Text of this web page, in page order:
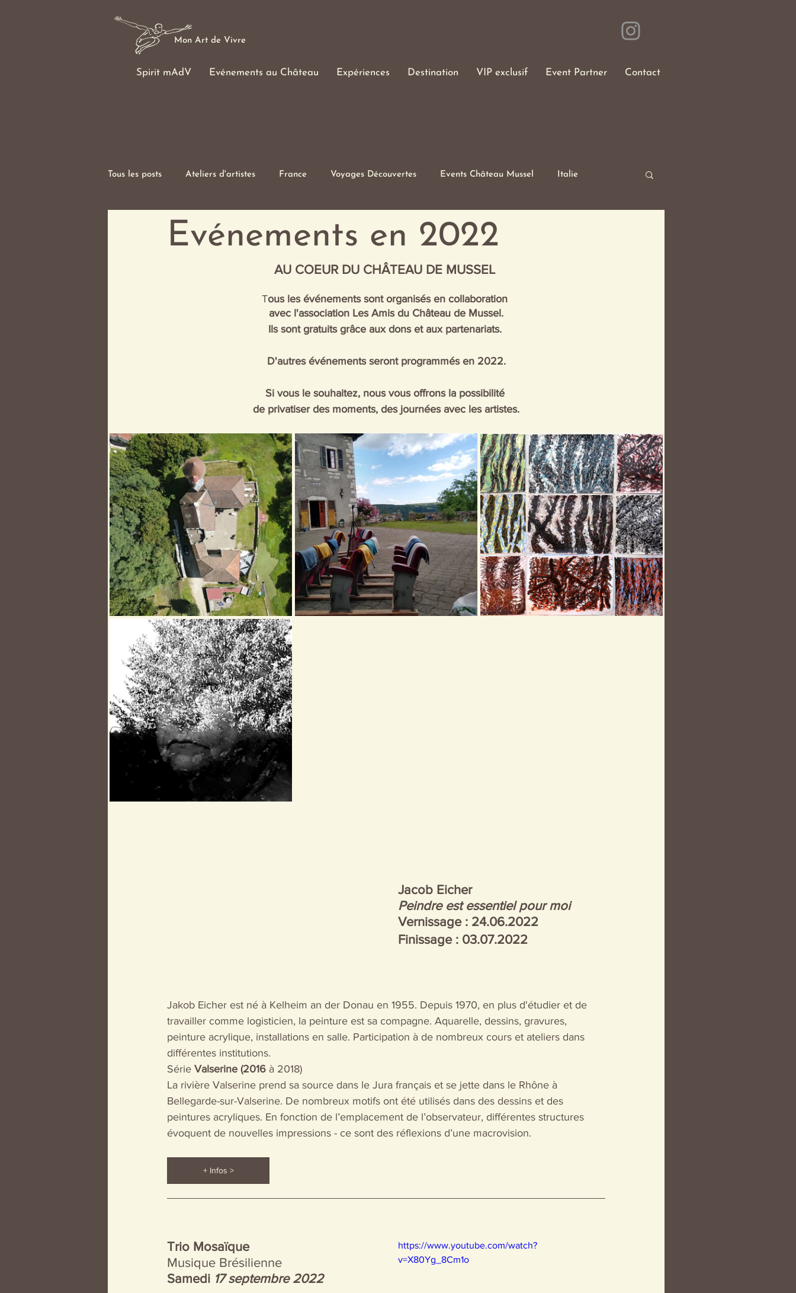
Mon Art de Vivre
Spirit mAdV Evénements au Château Expériences Destination VIP exclusif Event Partner Contact
Tous les posts Ateliers d'artistes France Voyages Découvertes Events Château Mussel Italie
Allemagne une journée spéciale Voyages gastronomiques
Evénements passés Château de Mussel Évènement privé
Evénements en 2022
AU COEUR DU CHÂTEAU DE MUSSEL
Tous les événements sont organisés en collaboration
avec l'association Les Amis du Château de Mussel.
Ils sont gratuits grâce aux dons et aux partenariats.
D'autres événements seront programmés en 2022.
Si vous le souhaitez, nous vous offrons la possibilité
de privatiser des moments, des journées avec les artistes.
Jacob Eicher
Peindre est essentiel pour moi
Vernissage : 24.06.2022
Finissage : 03.07.2022
Jakob Eicher est né à Kelheim an der Donau en 1955. Depuis 1970, en plus d'étudier et de
travailler comme logisticien, la peinture est sa compagne. Aquarelle, dessins, gravures,
peinture acrylique, installations en salle. Participation à de nombreux cours et ateliers dans
différentes institutions.
Série Valserine (2016 à 2018)
La rivière Valserine prend sa source dans le Jura français et se jette dans le Rhône à
Bellegarde-sur-Valserine. De nombreux motifs ont été utilisés dans des dessins et des
peintures acryliques. En fonction de l’emplacement de l’observateur, différentes structures
évoquent de nouvelles impressions - ce sont des réflexions d’une macrovision.
+ Infos >
https://www.youtube.com/watch?
v=X80Yg_8Cm1o
Trio Mosaïque
Musique Brésilienne
Samedi 17 septembre 2022